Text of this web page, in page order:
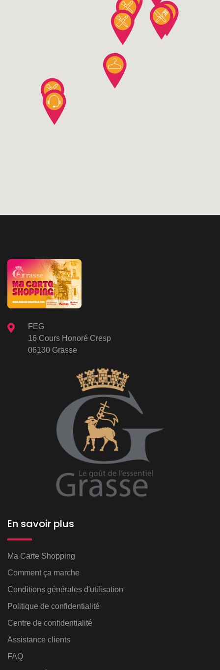
FEG
16 Cours Honoré Cresp
06130 Grasse
En savoir plus
Ma Carte Shopping
Comment ça marche
Conditions générales d'utilisation
Politique de confidentialité
Centre de confidentialité
Assistance clients
FAQ